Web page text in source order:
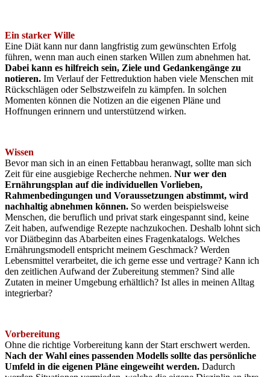
Ein starker Wille
Eine Diät kann nur dann langfristig zum gewünschten Erfolg
führen, wenn man auch einen starken Willen zum abnehmen hat.
Dabei kann es hilfreich sein, Ziele und Gedankengänge zu
notieren. Im Verlauf der Fettreduktion haben viele Menschen mit
Rückschlägen oder Selbstzweifeln zu kämpfen. In solchen
Momenten können die Notizen an die eigenen Pläne und
Hoffnungen erinnern und unterstützend wirken.
Wissen
Bevor man sich in an einen Fettabbau heranwagt, sollte man sich
Zeit für eine ausgiebige Recherche nehmen. Nur wer den
Ernährungsplan auf die individuellen Vorlieben,
Rahmenbedingungen und Voraussetzungen abstimmt, wird
nachhaltig abnehmen können. So werden beispielsweise
Menschen, die beruflich und privat stark eingespannt sind, keine
Zeit haben, aufwendige Rezepte nachzukochen. Deshalb lohnt sich
vor Diätbeginn das Abarbeiten eines Fragenkatalogs. Welches
Ernährungsmodell entspricht meinem Geschmack? Werden
Lebensmittel verarbeitet, die ich gerne esse und vertrage? Kann ich
den zeitlichen Aufwand der Zubereitung stemmen? Sind alle
Zutaten in meiner Umgebung erhältlich? Ist alles in meinen Alltag
integrierbar?
Vorbereitung
Ohne die richtige Vorbereitung kann der Start erschwert werden.
Nach der Wahl eines passenden Modells sollte das persönliche
Umfeld in die eigenen Pläne eingeweiht werden. Dadurch